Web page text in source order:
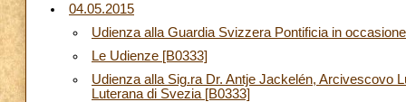
04.05.2015
Udienza alla Guardia Svizzera Pontificia in
Le Udienze [B0333]
Udienza alla Sig.ra Dr. Antje Jackelén, Arcivescovo
Luterana di Svezia [B0333]